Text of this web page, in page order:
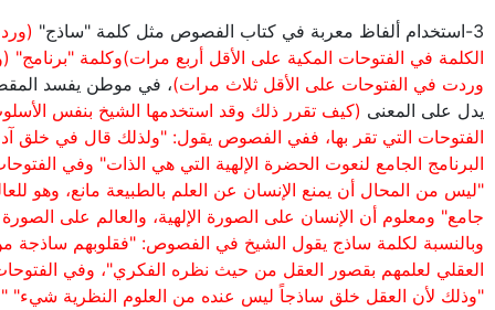
3-استخدام ألفاظ معربة في كتاب الفصوص مثل كلمة "ساذج"
الكلمة في الفتوحات المكية على الأقل أربع مرات)وكلمة "برنامج"
وردت في الفتوحات على الأقل ثلاث مرات)، في موطن يفسد
يدل على المعنى (كيف تقرر ذلك وقد استخدمها الشيخ بنفس
الفتوحات التي تقر بها، ففي الفصوص يقول: "ولذلك قال في خلق
البرنامج الجامع لنعوت الحضرة الإلهية التي هي الذات" وفي
"ليس من المحال أن يمنع الإنسان عن العلم بالطبيعة مانع، وهو
جامع" ومعلوم أن الإنسان على الصورة الإلهية، والعالم على الصورة
وبالنسبة لكلمة ساذج يقول الشيخ في الفصوص: "فقلوبهم ساذجة
العقلي لعلمهم بقصور العقل من حيث نظره الفكري"، وفي
"وذلك لأن العقل خلق ساذجاً ليس عنده من العلوم النظرية شيء"